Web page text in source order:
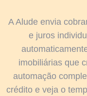
A Alude envia
e juros
imobiliárias que
automação
crédito e veja o